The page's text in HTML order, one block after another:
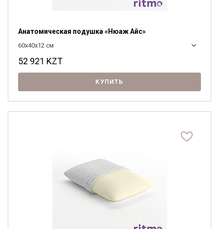
Анатомическая подушка «Нюаж Айс»
60x40x12 см
52 921 KZT
КУПИТЬ